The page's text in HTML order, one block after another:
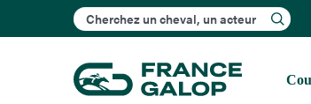
Rechercher